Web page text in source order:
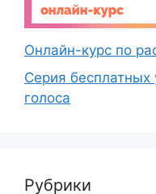
Онлайн-курс по
Серия
голоса
Рубрики